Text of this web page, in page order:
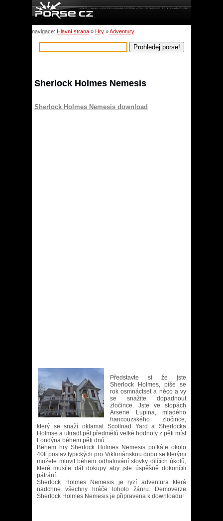
navigace: Hlavní strana » Hry »Adventury
Sherlock Holmes Nemesis
Sherlock Holmes Nemesis download
Představte si že jste
Sherlock Holmes, píše se
rok osmnáctset a něco a vy
se snažíte dopadnout
zločince. Jste ve stopách
Arsene Lupina, mladého
francouzského zločince,
který se snaží oklamat Scotlnad Yard a Sherlocka
Holmse a ukradl pět předmětů velké hodnoty z pěti míst
Londýna béhem pěti dnů.
Během hry Sherlock Holmes Nemesis potkáte okolo
40ti postav typických pro Viktoriánskou dobu se kterými
můžete mluvit béhem odhalování stovky dílčích úkolů,
které musíte dát dokupy aby jste úspěšně dokončili
pátrání.
Sherlock Holmes Nemesis je ryzí adventura která
nadchne všechny hráče tohoto žánru. Demoverze
Sherlock Holmes Nemesis je připravena k downloadu!